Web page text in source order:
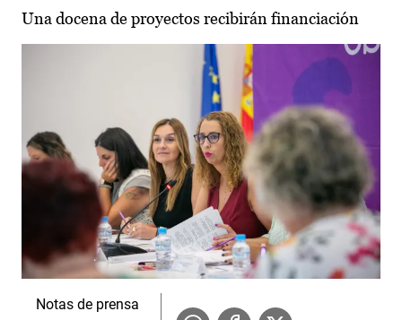
Una docena de proyectos recibirán financiación
Notas de prensa